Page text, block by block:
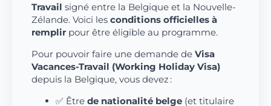
Travail signé entre la Belgique et la Nouvelle-
Zélande. Voici les conditions officielles à
remplir pour être éligible au programme.
Pour pouvoir faire une demande de Visa
Vacances-Travail (Working Holiday Visa)
depuis la Belgique, vous devez :
✅ Être de nationalité belge (et titulaire